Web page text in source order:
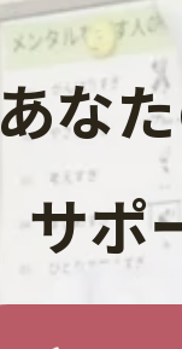
あな
サポ